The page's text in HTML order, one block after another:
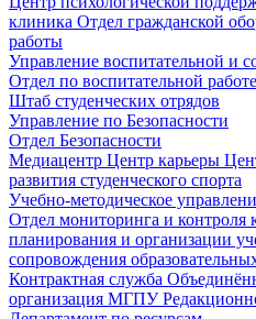
клиника Отдел гражданской
работы
Управление воспитательной и
Отдел по воспитательной работе
Штаб студенческих отрядов
Управление по Безопасности
Отдел Безопасности
Медиацентр Центр карьеры
развития студенческого спорта
Учебно-методическое
Отдел мониторинга и контроля
планирования и организации
сопровождения
Контрактная служба
организация МГПУ